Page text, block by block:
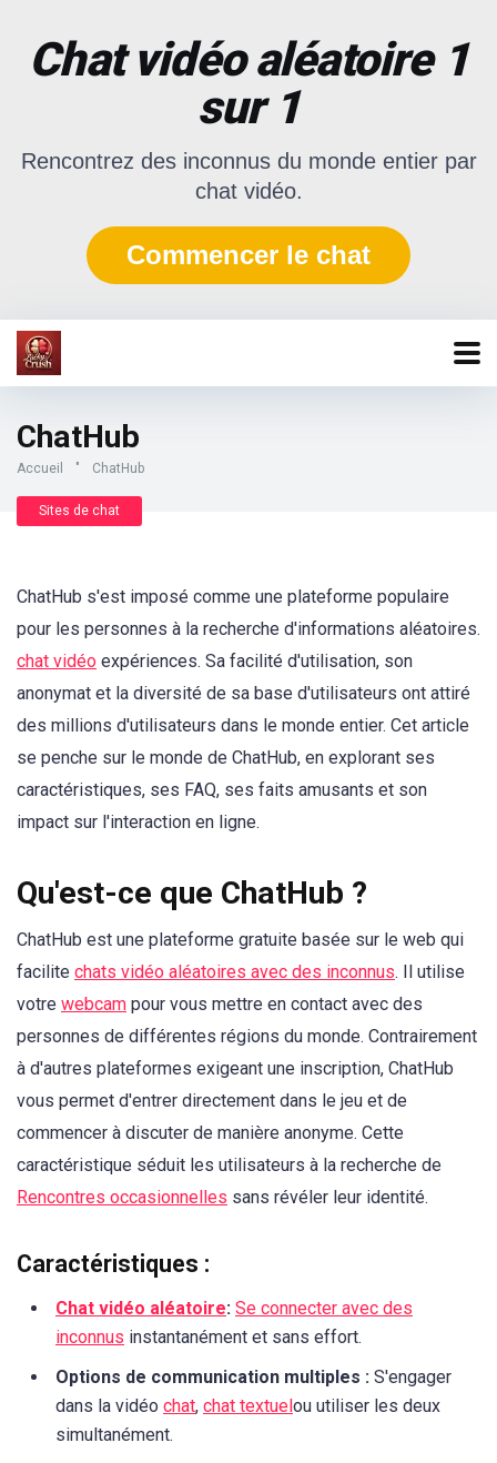
Chat vidéo aléatoire 1
sur 1
Rencontrez des inconnus du monde entier par
chat vidéo.
Commencer le chat
ChatHub
Accueil " ChatHub
Sites de chat
ChatHub s'est imposé comme une plateforme populaire
pour les personnes à la recherche d'informations aléatoires.
chat vidéo expériences. Sa facilité d'utilisation, son
anonymat et la diversité de sa base d'utilisateurs ont attiré
des millions d'utilisateurs dans le monde entier. Cet article
se penche sur le monde de ChatHub, en explorant ses
caractéristiques, ses FAQ, ses faits amusants et son
impact sur l'interaction en ligne.
Qu'est-ce que ChatHub ?
ChatHub est une plateforme gratuite basée sur le web qui
facilite chats vidéo aléatoires avec des inconnus. Il utilise
votre webcam pour vous mettre en contact avec des
personnes de différentes régions du monde. Contrairement
à d'autres plateformes exigeant une inscription, ChatHub
vous permet d'entrer directement dans le jeu et de
commencer à discuter de manière anonyme. Cette
caractéristique séduit les utilisateurs à la recherche de
Rencontres occasionnelles sans révéler leur identité.
Caractéristiques :
Chat vidéo aléatoire: Se connecter avec des
inconnus instantanément et sans effort.
Options de communication multiples : S'engager
dans la vidéo chat, chat textuel ou utiliser les deux
simultanément.